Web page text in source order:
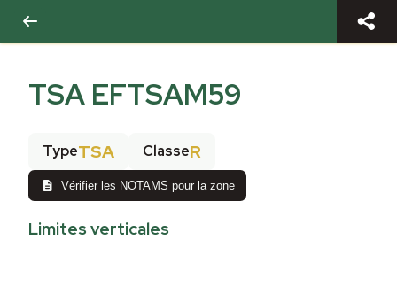
TSA EFTSAM59
TypeTSA ClasseR
Vérifier les NOTAMS pour la zone
Limites verticales